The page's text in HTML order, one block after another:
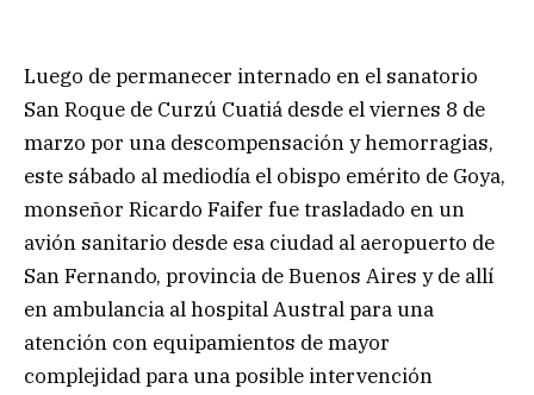
Luego de permanecer internado en el sanatorio
San Roque de Curzú Cuatiá desde el viernes 8 de
marzo por una descompensación y hemorragias,
este sábado al mediodía el obispo emérito de Goya,
monseñor Ricardo Faifer fue trasladado en un
avión sanitario desde esa ciudad al aeropuerto de
San Fernando, provincia de Buenos Aires y de allí
en ambulancia al hospital Austral para una
atención con equipamientos de mayor
complejidad para una posible intervención